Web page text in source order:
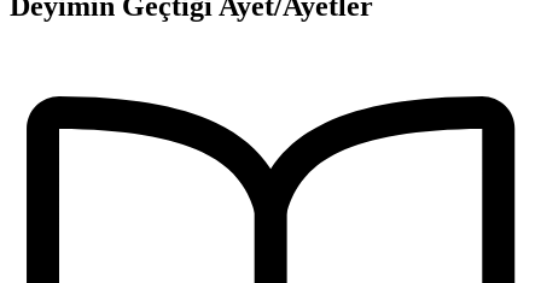
Deyimin Geçtiği Ayet/Ayetler